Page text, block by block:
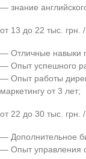
— знание
от 13 до 22 тыс. грн. /
— Отличные навыки
— Опыт успешного
— Опыт работы
маркетингу от 3 лет;
от 22 до 30 тыс. грн. /
— Дополнительное
— Опыт управления